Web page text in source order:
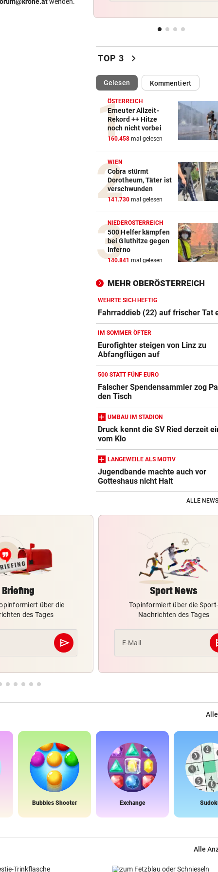
jetzt verschärft
nicht mehr“
IM STRÖMENDEN REGEN
Herrl und Hund flogen mit
über Leitschiene
FAZIT NACH EINEM MONAT vor
Bäcker zu Steuersenkung:
Kunden ist das egal“
TOP 3 chevron_right
Gelesen(ausgewählt)Kommentiert
ÖSTERREICH
Erneuter Allzeit-
Rekord ++ Hitze
noch nicht vorbei
160.458 mal gelesen
WIEN
Cobra stürmt
Dorotheum, Täter ist
verschwunden
141.730 mal gelesen
NIEDERÖSTERREICH
500 Helfer kämpfen
bei Gluthitze gegen
Inferno
140.841 mal gelesen
MEHR OBERÖSTERREICH
WEHRTE SICH HEFTIG
Fahrraddieb (22) auf frischer Tat
IM SOMMER ÖFTER
Eurofighter steigen von Linz zu
Abfangflügen auf
500 STATT FÜNF EURO
Falscher Spendensammler zog
den Tisch
UMBAU IM STADION
Druck kennt die SV Ried derzeit
vom Klo
LANGEWEILE ALS MOTIV
Jugendbande machte auch vor
Gotteshaus nicht Halt
ALLE
Briefing
über die
des Tages
send
Abschicken
Sport News
Topinformiert über die Sport-
Nachrichten des Tages
E-Mail
Bubbles Shooter Exchange
Alle